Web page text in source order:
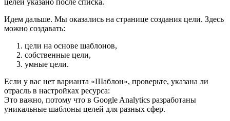
Идем дальше. Мы оказались на странице создания цели. Здесь
можно создавать:
цели на основе шаблонов,
собственные цели,
умные цели.
Если у вас нет варианта «Шаблон», проверьте, указана ли
отрасль в настройках ресурса:
Это важно, потому что в Google Analytics разработаны
уникальные шаблоны целей для разных сфер.